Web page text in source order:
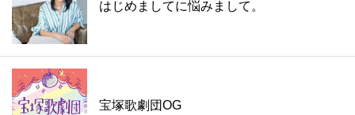
はじめましてに悩みまして。
宝塚歌劇団OG